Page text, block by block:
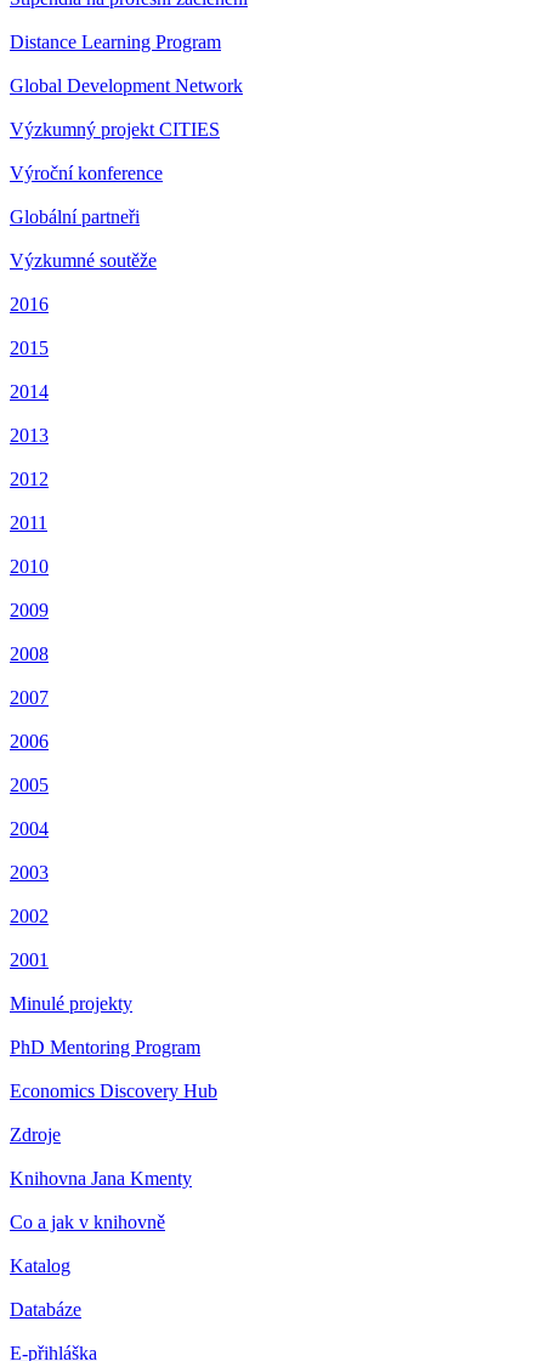
Distance Learning Program
Global Development Network
Výzkumný projekt CITIES
Výroční konference
Globální partneři
Výzkumné soutěže
2016
2015
2014
2013
2012
2011
2010
2009
2008
2007
2006
2005
2004
2003
2002
2001
Minulé projekty
PhD Mentoring Program
Economics Discovery Hub
Zdroje
Knihovna Jana Kmenty
Co a jak v knihovně
Katalog
Databáze
E-přihláška